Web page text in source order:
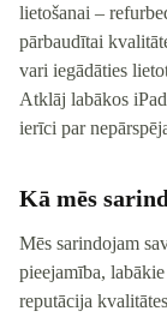
lietošanai –
pārbaudītai
vari iegādāties
Atklāj labākos
ierīci par
Kā mēs
Mēs sarindojam
pieejamība,
reputācija